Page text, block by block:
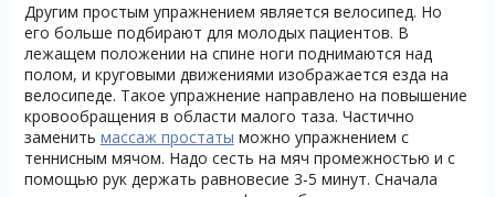
Другим простым упражнением является велосипед. Но
его больше подбирают для молодых пациентов. В
лежащем положении на спине ноги поднимаются над
полом, и круговыми движениями изображается езда на
велосипеде. Такое упражнение направлено на повышение
кровообращения в области малого таза. Частично
заменить массаж простаты можно упражнением с
теннисным мячом. Надо сесть на мяч промежностью и с
помощью рук держать равновесие 3-5 минут. Сначала